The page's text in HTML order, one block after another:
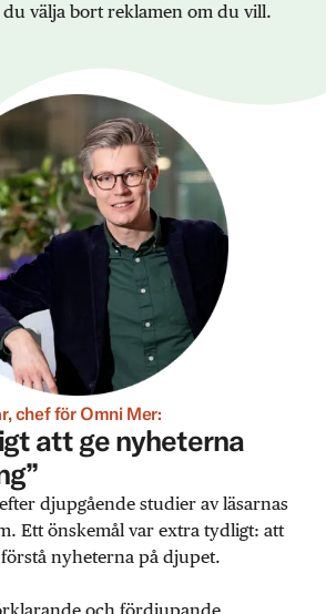
välja bort reklamen om du vill.
chef för Omni Mer:
att ge nyheterna
djupgående studier av läsarnas
Ett önskemål var extra tydligt: att
nyheterna på djupet.